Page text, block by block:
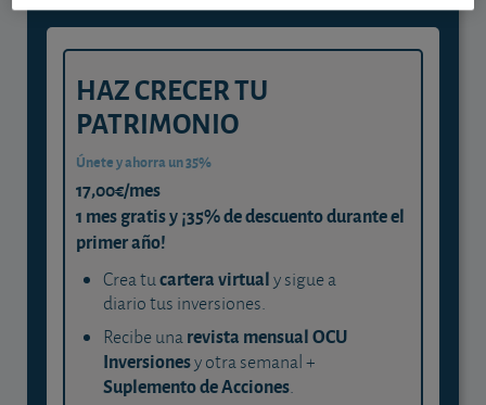
HAZ CRECER TU
PATRIMONIO
Únete y ahorra un 35%
17,00€/mes
1 mes gratis y ¡35% de descuento durante el
primer año!
Crea tucartera virtualy sigue a
diario tus inversiones.
Recibe unarevista mensual OCU
Inversionesy otra semanal +
Suplemento de Acciones.